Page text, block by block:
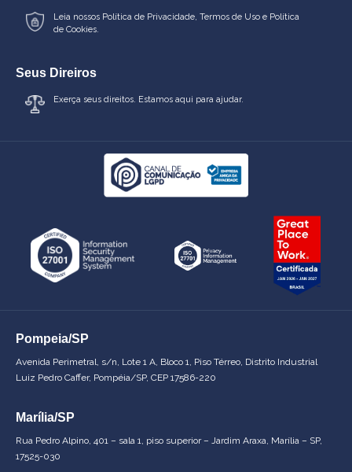
Leia nossos Política de Privacidade,Termos de Uso e Política
de Cookies.
Seus Direiros
Exerça seus direitos. Estamos aqui para ajudar.
Pompeia/SP
Avenida Perimetral, s/n, Lote 1 A, Bloco 1, Piso Térreo, Distrito Industrial
Luiz Pedro Caffer, Pompéia/SP, CEP 17586-220
Marília/SP
Rua Pedro Alpino, 401 – sala 1, piso superior – Jardim Araxa, Marília – SP,
17525-030